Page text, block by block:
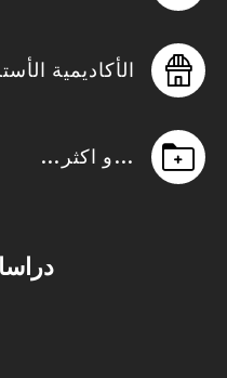
الأكاديمية
…و اكثر…